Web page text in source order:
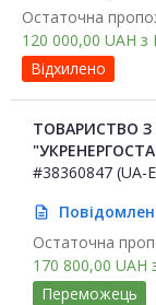
Остаточна
120 000,00 UAH з
Відхилено
ТОВАРИСТВО
#38360847 (UA-
description
Остаточна
170 800,00 UAH
Переможець